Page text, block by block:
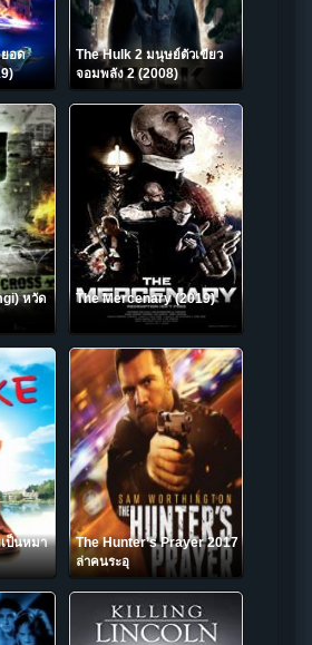
อด
The Hulk 2 มนุษย์ตัวเขียว
จอมพลัง 2 (2008)
หวัด
The Mercenary (2019)
ป็นหมา
The Hunter’s Prayer 2017
ล่าคนระอุ